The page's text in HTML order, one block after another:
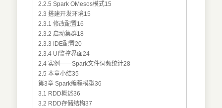
2.2.5 Spark OMesos模式15
2.3 搭建开发环境15
2.3.1 修改配置16
2.3.2 启动集群18
2.3.3 IDE配置20
2.3.4 UI监控界面24
2.4 实例——Spark文件词频统计28
2.5 本章小结35
第3章 Spark编程模型36
3.1 RDD概述36
3.2 RDD存储结构37